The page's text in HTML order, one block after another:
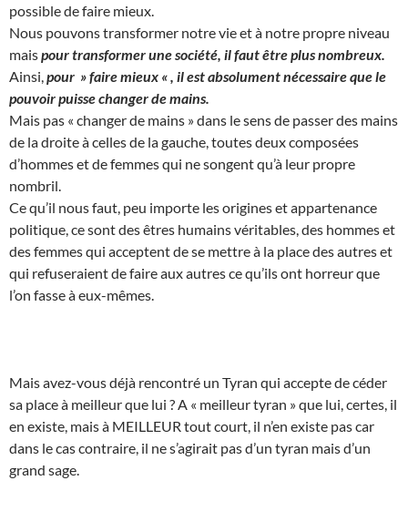
possible de faire mieux.
Nous pouvons transformer notre vie et à notre propre niveau
maispour transformer une société, il faut être plus nombreux.
Ainsi, pour » faire mieux « , il est absolument nécessaire que le
pouvoir puisse changer de mains.
Mais pas « changer de mains » dans le sens de passer des mains
de la droite à celles de la gauche, toutes deux composées
d’hommes et de femmes qui ne songent qu’à leur propre
nombril.
Ce qu’il nous faut, peu importe les origines et appartenance
politique, ce sont des êtres humains véritables, des hommes et
des femmes qui acceptent de se mettre à la place des autres et
qui refuseraient de faire aux autres ce qu’ils ont horreur que
l’on fasse à eux-mêmes.
Mais avez-vous déjà rencontré un Tyran qui accepte de céder
sa place à meilleur que lui ? A « meilleur tyran » que lui, certes, il
en existe, mais à MEILLEUR tout court, il n’en existe pas car
dans le cas contraire, il ne s’agirait pas d’un tyran mais d’un
grand sage.